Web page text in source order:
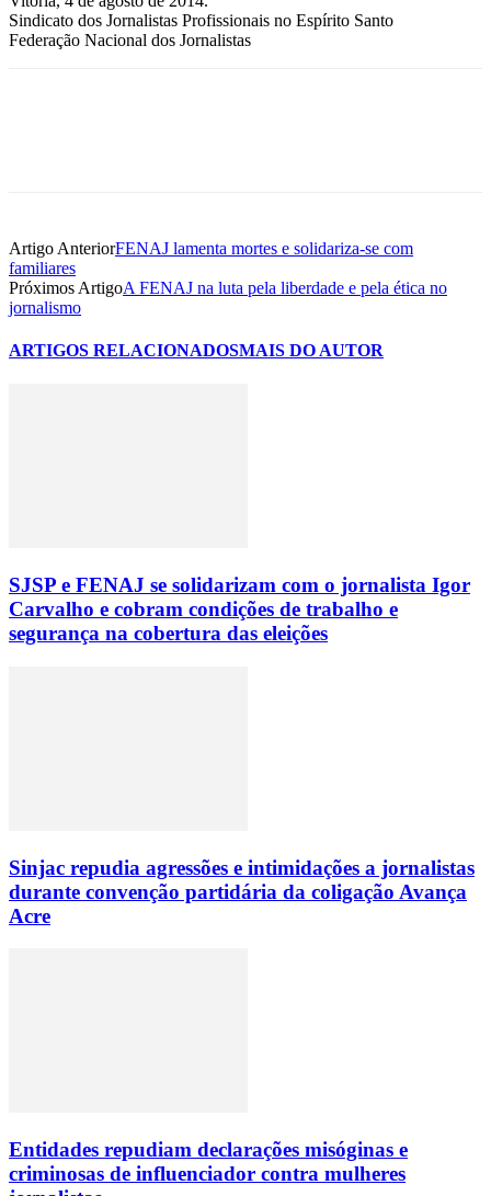
Sindicato dos Jornalistas Profissionais no Espírito Santo
Federação Nacional dos Jornalistas
Artigo AnteriorFENAJ lamenta mortes e solidariza-se com
familiares
Próximos ArtigoA FENAJ na luta pela liberdade e pela ética no
jornalismo
ARTIGOS RELACIONADOSMAIS DO AUTOR
SJSP e FENAJ se solidarizam com o jornalista Igor
Carvalho e cobram condições de trabalho e
segurança na cobertura das eleições
Sinjac repudia agressões e intimidações a jornalistas
durante convenção partidária da coligação Avança
Acre
Entidades repudiam declarações misóginas e
criminosas de influenciador contra mulheres